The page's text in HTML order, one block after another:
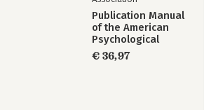
Publication Manual
of the American
Psychological
Association 2020
€ 36,97